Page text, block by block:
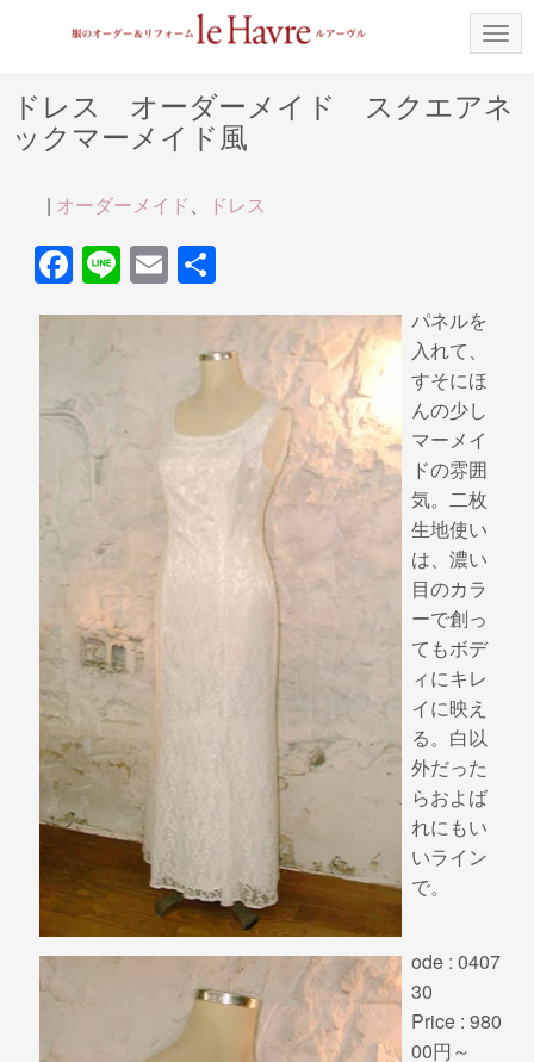
N
a
i
g
a
ドレス オーダーメイド スクエアネ
ックマーメイド風
| オーダーメイド、 ドレス
F
a
b
o
o
Li
n
E
m
ail
有
パネルを
入れて、
すそにほ
んの少し
マーメイ
ドの雰囲
気。二枚
生地使い
は、濃い
目のカラ
ーで創っ
てもボデ
ィにキレ
イに映え
る。白以
外だった
らおよば
れにもい
いライン
で。
ode : 0407
30
Price : 980
00円～